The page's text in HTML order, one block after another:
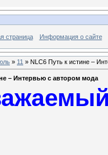
страница Информация о сайте
» 11 » NLC6 Путь к истине –
– Интервью с автором мода